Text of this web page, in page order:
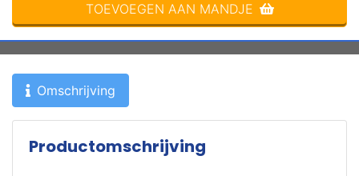
TOEVOEGEN AAN MANDJE
Omschrijving
Productomschrijving